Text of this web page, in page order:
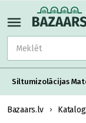
Siltumizolācijas
Bazaars.lv